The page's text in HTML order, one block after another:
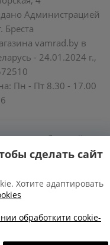
Администрацией
Бреста
vamrad.by в
- 24.01.2024 г.,
Пн - Пт 8.30 - 17.00
потребителей
горисполкома:
zashchita-prav-
26 97 69;
сделать сайт
Хотите адаптировать
обработкити cookie-